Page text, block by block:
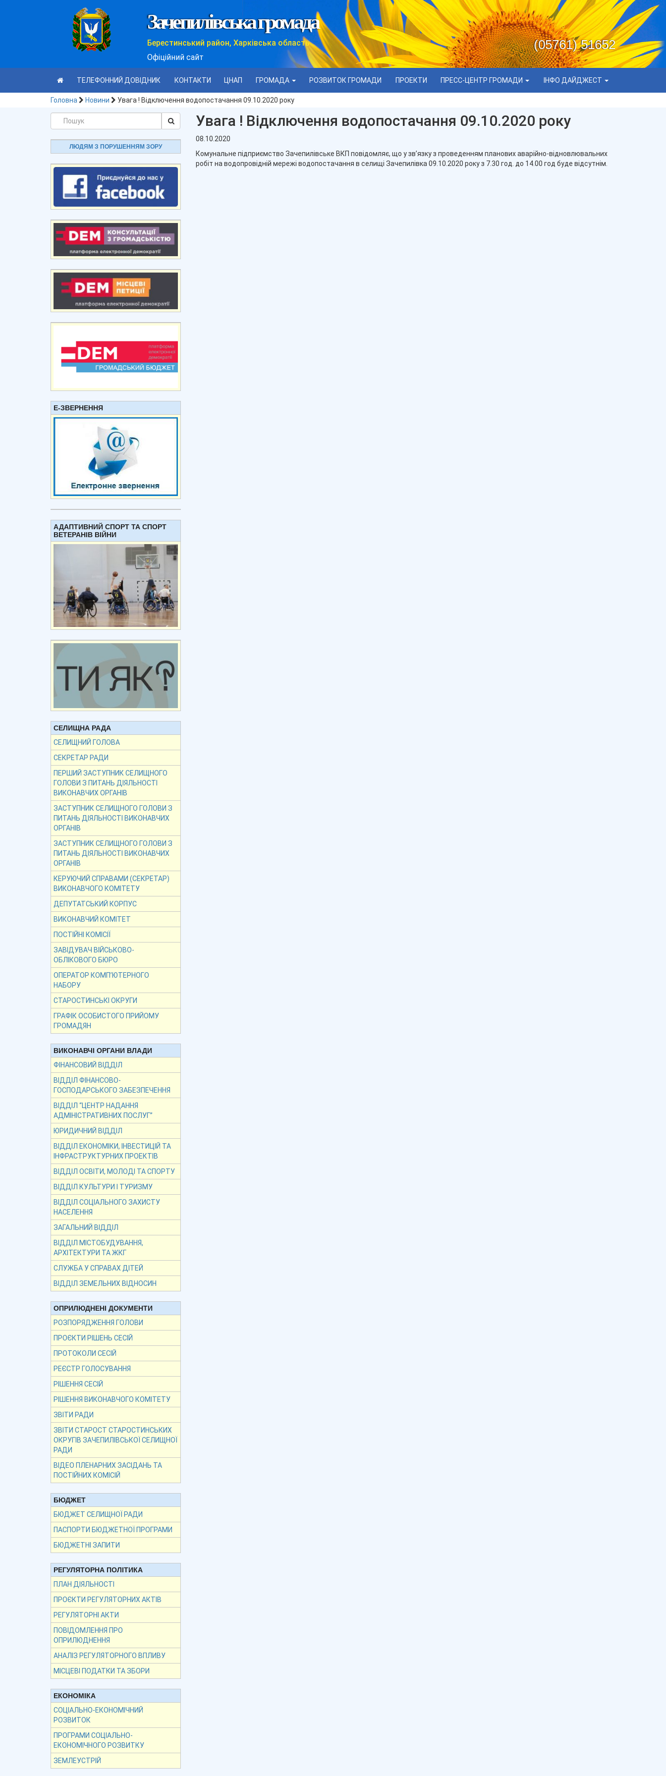
Зачепилівська громада
Берестинський район, Харківська область
Офіційний сайт
(05761) 51652
ТЕЛЕФОННИЙ ДОВІДНИК КОНТАКТИ ЦНАП ГРОМАДА РОЗВИТОК ГРОМАДИ ПРОЕКТИ ПРЕСС-ЦЕНТР ГРОМАДИ ІНФО ДАЙДЖЕСТ
Головна Новини Увага ! Відключення водопостачання 09.10.2020 року
ЛЮДЯМ З ПОРУШЕННЯМ ЗОРУ
Е-ЗВЕРНЕННЯ
АДАПТИВНИЙ СПОРТ ТА СПОРТ
ВЕТЕРАНІВ ВІЙНИ
СЕЛИЩНА РАДА
СЕЛИЩНИЙ ГОЛОВА
СЕКРЕТАР РАДИ
ПЕРШИЙ ЗАСТУПНИК СЕЛИЩНОГО
ГОЛОВИ З ПИТАНЬ ДІЯЛЬНОСТІ
ВИКОНАВЧИХ ОРГАНІВ
ЗАСТУПНИК СЕЛИЩНОГО ГОЛОВИ З
ПИТАНЬ ДІЯЛЬНОСТІ ВИКОНАВЧИХ
ОРГАНІВ
ЗАСТУПНИК СЕЛИЩНОГО ГОЛОВИ З
ПИТАНЬ ДІЯЛЬНОСТІ ВИКОНАВЧИХ
ОРГАНІВ
КЕРУЮЧИЙ СПРАВАМИ (СЕКРЕТАР)
ВИКОНАВЧОГО КОМІТЕТУ
ДЕПУТАТСЬКИЙ КОРПУС
ВИКОНАВЧИЙ КОМІТЕТ
ПОСТІЙНІ КОМІСІЇ
ЗАВІДУВАЧ ВІЙСЬКОВО-
ОБЛІКОВОГО БЮРО
ОПЕРАТОР КОМП’ЮТЕРНОГО
НАБОРУ
СТАРОСТИНСЬКІ ОКРУГИ
ГРАФІК ОСОБИСТОГО ПРИЙОМУ
ГРОМАДЯН
ВИКОНАВЧІ ОРГАНИ ВЛАДИ
ФІНАНСОВИЙ ВІДДІЛ
ВІДДІЛ ФІНАНСОВО-
ГОСПОДАРСЬКОГО ЗАБЕЗПЕЧЕННЯ
ВІДДІЛ “ЦЕНТР НАДАННЯ
АДМІНІСТРАТИВНИХ ПОСЛУГ”
ЮРИДИЧНИЙ ВІДДІЛ
ВІДДІЛ ЕКОНОМІКИ, ІНВЕСТИЦІЙ ТА
ІНФРАСТРУКТУРНИХ ПРОЕКТІВ
ВІДДІЛ ОСВІТИ, МОЛОДІ ТА СПОРТУ
ВІДДІЛ КУЛЬТУРИ І ТУРИЗМУ
ВІДДІЛ СОЦІАЛЬНОГО ЗАХИСТУ
НАСЕЛЕННЯ
ЗАГАЛЬНИЙ ВІДДІЛ
ВІДДІЛ МІСТОБУДУВАННЯ,
АРХІТЕКТУРИ ТА ЖКГ
СЛУЖБА У СПРАВАХ ДІТЕЙ
ВІДДІЛ ЗЕМЕЛЬНИХ ВІДНОСИН
ОПРИЛЮДНЕНІ ДОКУМЕНТИ
РОЗПОРЯДЖЕННЯ ГОЛОВИ
ПРОЄКТИ РІШЕНЬ СЕСІЙ
ПРОТОКОЛИ СЕСІЙ
РЕЄСТР ГОЛОСУВАННЯ
РІШЕННЯ СЕСІЙ
РІШЕННЯ ВИКОНАВЧОГО КОМІТЕТУ
ЗВІТИ РАДИ
ЗВІТИ СТАРОСТ СТАРОСТИНСЬКИХ
ОКРУГІВ ЗАЧЕПИЛІВСЬКОЇ СЕЛИЩНОЇ
РАДИ
ВІДЕО ПЛЕНАРНИХ ЗАСІДАНЬ ТА
ПОСТІЙНИХ КОМІСІЙ
БЮДЖЕТ
БЮДЖЕТ СЕЛИЩНОЇ РАДИ
ПАСПОРТИ БЮДЖЕТНОЇ ПРОГРАМИ
БЮДЖЕТНІ ЗАПИТИ
РЕГУЛЯТОРНА ПОЛІТИКА
ПЛАН ДІЯЛЬНОСТІ
ПРОЄКТИ РЕГУЛЯТОРНИХ АКТІВ
РЕГУЛЯТОРНІ АКТИ
ПОВІДОМЛЕННЯ ПРО
ОПРИЛЮДНЕННЯ
АНАЛІЗ РЕГУЛЯТОРНОГО ВПЛИВУ
МІСЦЕВІ ПОДАТКИ ТА ЗБОРИ
ЕКОНОМІКА
СОЦІАЛЬНО-ЕКОНОМІЧНИЙ
РОЗВИТОК
ПРОГРАМИ СОЦІАЛЬНО-
ЕКОНОМІЧНОГО РОЗВИТКУ
ЗЕМЛЕУСТРІЙ
Увага ! Відключення водопостачання 09.10.2020 року
08.10.2020
Комунальне підприємство Зачепилівське ВКП повідомляє, що у зв’язку з проведенням планових аварійно-відновлювальних
робіт на водопровідній мережі водопостачання в селищі Зачепилівка 09.10.2020 року з 7.30 год. до 14.00 год буде відсутнім.